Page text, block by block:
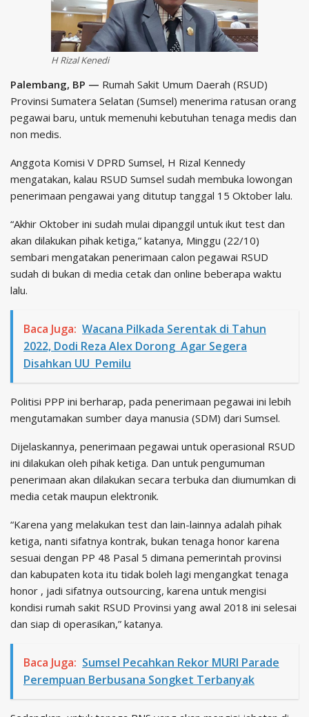
H Rizal Kenedi
Palembang, BP — Rumah Sakit Umum Daerah (RSUD)
Provinsi Sumatera Selatan (Sumsel) menerima ratusan orang
pegawai baru, untuk memenuhi kebutuhan tenaga medis dan
non medis.
Anggota Komisi V DPRD Sumsel, H Rizal Kennedy
mengatakan, kalau RSUD Sumsel sudah membuka lowongan
penerimaan pengawai yang ditutup tanggal 15 Oktober lalu.
“Akhir Oktober ini sudah mulai dipanggil untuk ikut test dan
akan dilakukan pihak ketiga,” katanya, Minggu (22/10)
sembari mengatakan penerimaan calon pegawai RSUD
sudah di bukan di media cetak dan online beberapa waktu
lalu.
Baca Juga: Wacana Pilkada Serentak di Tahun
2022, Dodi Reza Alex Dorong Agar Segera
Disahkan UU Pemilu
Politisi PPP ini berharap, pada penerimaan pegawai ini lebih
mengutamakan sumber daya manusia (SDM) dari Sumsel.
Dijelaskannya, penerimaan pegawai untuk operasional RSUD
ini dilakukan oleh pihak ketiga. Dan untuk pengumuman
penerimaan akan dilakukan secara terbuka dan diumumkan di
media cetak maupun elektronik.
“Karena yang melakukan test dan lain-lainnya adalah pihak
ketiga, nanti sifatnya kontrak, bukan tenaga honor karena
sesuai dengan PP 48 Pasal 5 dimana pemerintah provinsi
dan kabupaten kota itu tidak boleh lagi mengangkat tenaga
honor , jadi sifatnya outsourcing, karena untuk mengisi
kondisi rumah sakit RSUD Provinsi yang awal 2018 ini selesai
dan siap di operasikan,” katanya.
Baca Juga: Sumsel Pecahkan Rekor MURI Parade
Perempuan Berbusana Songket Terbanyak